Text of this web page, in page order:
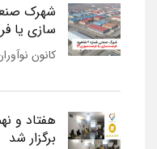
سازی یا
کانون
هفتاد و
برگزار شد